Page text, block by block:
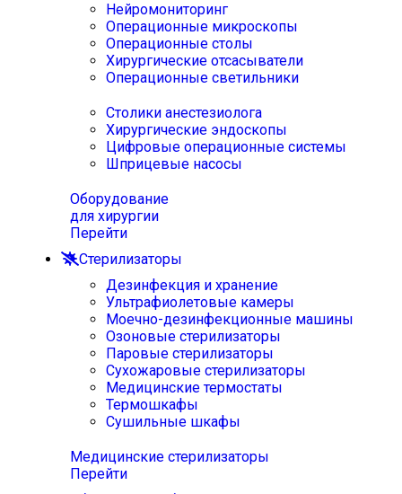
Нейромониторинг
Операционные микроскопы
Операционные столы
Хирургические отсасыватели
Операционные светильники
Столики анестезиолога
Хирургические эндоскопы
Цифровые операционные системы
Шприцевые насосы
Оборудование
для хирургии
Перейти
Стерилизаторы
Дезинфекция и хранение
Ультрафиолетовые камеры
Моечно-дезинфекционные машины
Озоновые стерилизаторы
Паровые стерилизаторы
Сухожаровые стерилизаторы
Медицинские термостаты
Термошкафы
Сушильные шкафы
Медицинские стерилизаторы
Перейти